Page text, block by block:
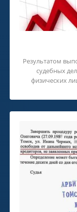
Результатом
судебных
физических